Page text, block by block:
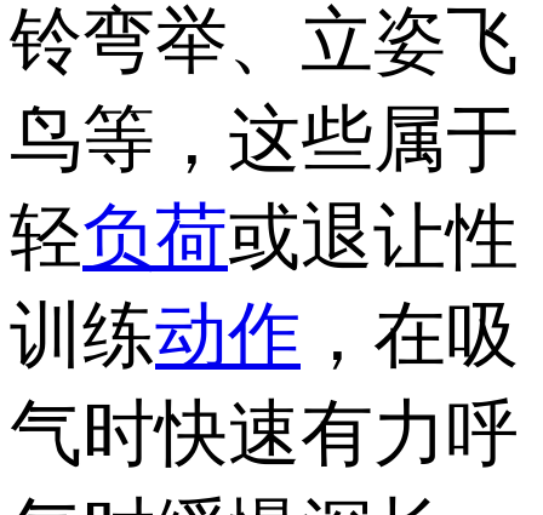
铃弯举、立姿飞
鸟等，这些属于
轻负荷或退让性
训练动作 ，在吸
气时快速有力呼